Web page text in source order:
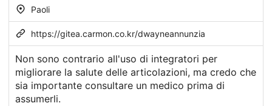
Paoli
https://gitea.carmon.co.kr/dwayneannunzia
Non sono contrario all'uso di integratori per
migliorare la salute delle articolazioni, ma credo che
sia importante consultare un medico prima di
assumerli.